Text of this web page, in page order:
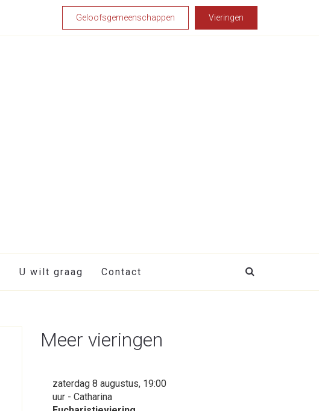
Geloofsgemeenschappen Vieringen
U wilt graag Contact
Meer vieringen
zaterdag 8 augustus, 19:00
uur - Catharina